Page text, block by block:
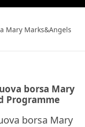
Mary Marks&Angels
borsa Mary
Programme
borsa Mary